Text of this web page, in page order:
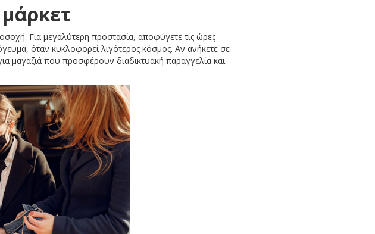
Για μεγαλύτερη προστασία, αποφύγετε τις ώρες
όταν κυκλοφορεί λιγότερος κόσμος. Αν ανήκετε σε
μαγαζιά που προσφέρουν διαδικτυακή παραγγελία και